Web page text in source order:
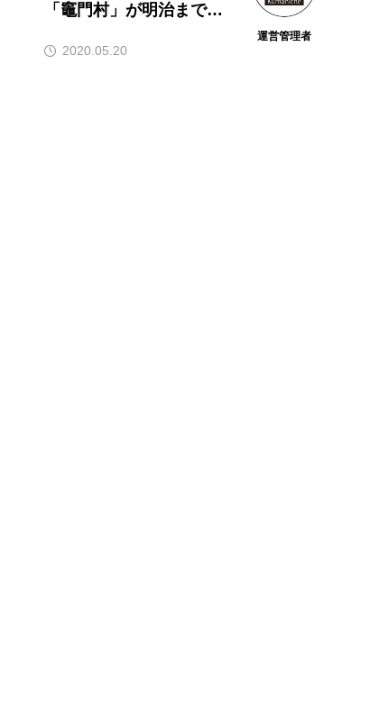
「竈門村」が明治まで存
運営管理者
2020.05.20